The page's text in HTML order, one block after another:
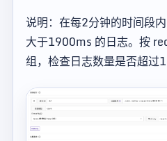
说明：在每2分钟的时间段
大于1900ms 的日志。按
组，检查日志数量是否超过